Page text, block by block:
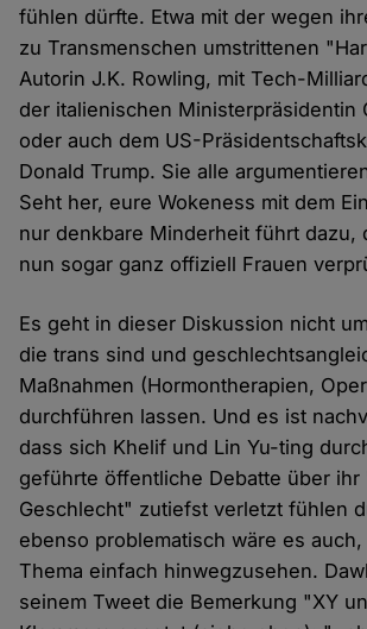
fühlen dürfte. Etwa mit der wegen
zu Transmenschen umstrittenen
Autorin J.K. Rowling, mit Tech-
der italienischen Ministerpräsidentin
oder auch dem US-
Donald Trump. Sie alle
Seht her, eure Wokeness mit dem
nur denkbare Minderheit führt dazu,
nun sogar ganz offiziell Frauen
Es geht in dieser Diskussion nicht
die trans sind und
Maßnahmen (Hormontherapien,
durchführen lassen. Und es ist
dass sich Khelif und Lin Yu-ting
geführte öffentliche Debatte über ihr
Geschlecht" zutiefst verletzt fühlen
ebenso problematisch wäre es
Thema einfach hinwegzusehen.
seinem Tweet die Bemerkung "XY